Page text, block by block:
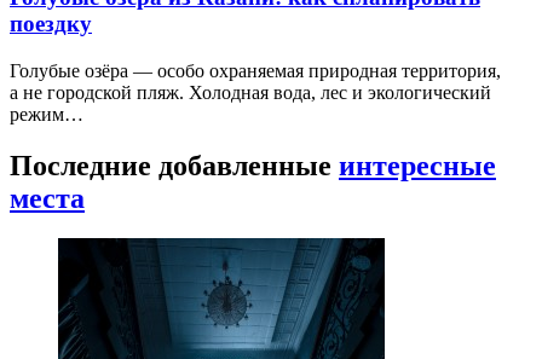
поездку
Голубые озёра — особо охраняемая природная территория,
а не городской пляж. Холодная вода, лес и экологический
режим…
Последние добавленные интересные
места